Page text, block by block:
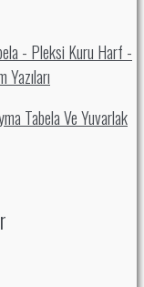
- Pleksi Kuru Harf -
Tabela Ve Yuvarlak